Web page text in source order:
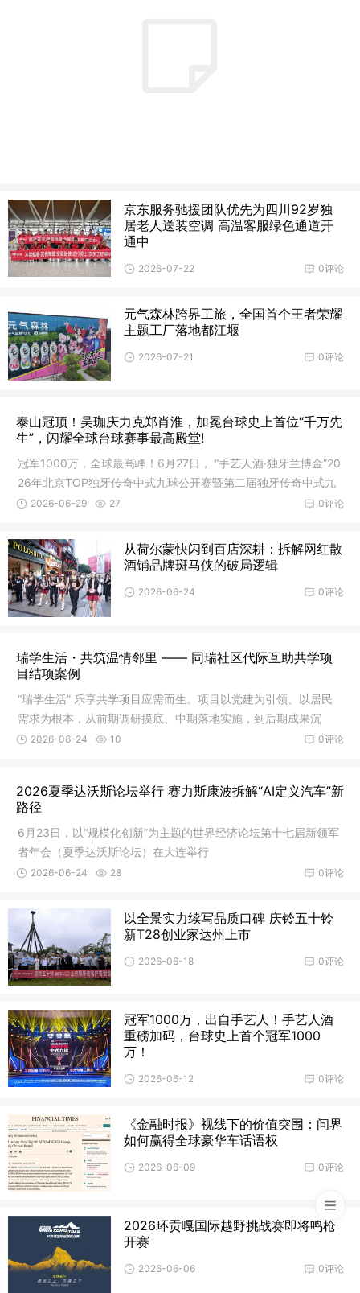
京东服务驰援团队优先为四川92岁独
居老人送装空调 高温客服绿色通道开
通中
0评论
2026-07-22
元气森林跨界工旅，全国首个王者荣耀
主题工厂落地都江堰
0评论
2026-07-21
泰山冠顶！吴珈庆力克郑肖淮，加冕台球史上首位“千万先
生”，闪耀全球台球赛事最高殿堂!
冠军1000万，全球最高峰！6月27日， “手艺人酒·独牙兰博金”20
26年北京TOP独牙传奇中式九球公开赛暨第二届独牙传奇中式九
球国
0评论
2026-06-29 27
从荷尔蒙快闪到百店深耕：拆解网红散
酒铺品牌斑马侠的破局逻辑
0评论
2026-06-24
瑞学生活・共筑温情邻里 —— 同瑞社区代际互助共学项
目结项案例
“瑞学生活” 乐享共学项目应需而生。项目以党建为引领、以居民
需求为根本，从前期调研摸底、中期落地实施，到后期成果沉
淀，一步步搭建起代际互助的暖心桥梁，让社区真正成为有温0评论
2026-06-24 10
2026夏季达沃斯论坛举行 赛力斯康波拆解“AI定义汽车”新
路径
6月23日，以“规模化创新”为主题的世界经济论坛第十七届新领军
者年会（夏季达沃斯论坛）在大连举行
0评论
2026-06-24 28
以全景实力续写品质口碑 庆铃五十铃
新T28创业家达州上市
0评论
2026-06-18
冠军1000万，出自手艺人！手艺人酒
重磅加码，台球史上首个冠军1000
万！
0评论
2026-06-12
《金融时报》视线下的价值突围：问界
如何赢得全球豪华车话语权
0评论
2026-06-09
2026环贡嘎国际越野挑战赛即将鸣枪
开赛
0评论
2026-06-06